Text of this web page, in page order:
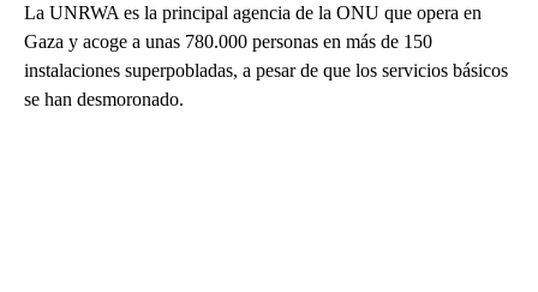
La UNRWA es la principal agencia de la ONU que opera en
Gaza y acoge a unas 780.000 personas en más de 150
instalaciones superpobladas, a pesar de que los servicios básicos
se han desmoronado.